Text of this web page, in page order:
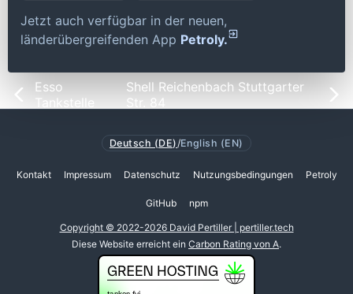
Jetzt auch verfügbar in der neuen,
länderübergreifenden App Petroly.
Esso
Tankstelle
Shell Reichenbach Stuttgarter
Str. 84
Deutsch (DE) /English (EN)
Kontakt Impressum Datenschutz Nutzungsbedingungen Petroly
GitHub npm
Copyright © 2022-2026 David Pertiller | pertiller.tech
Diese Website erreicht ein Carbon Rating von A.